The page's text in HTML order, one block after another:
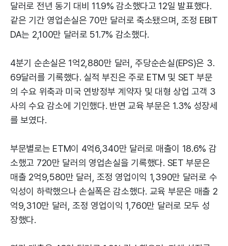
달러로 전년 동기 대비 11.9% 감소했다고 12일 발표했다.
같은 기간 영업손실은 70만 달러로 축소됐으며, 조정 EBIT
DA는 2,100만 달러로 51.7% 감소했다.
4분기 순손실은 1억2,880만 달러, 주당순손실(EPS)은 3.
69달러를 기록했다. 실적 부진은 주로 ETM 및 SET 부문
의 수요 위축과 미국 연방정부 계약자 및 대형 상업 고객 3
사의 수요 감소에 기인했다. 반면 교육 부문은 1.3% 성장세
를 보였다.
부문별로는 ETM이 4억6,340만 달러로 매출이 18.6% 감
소했고 720만 달러의 영업손실을 기록했다. SET 부문은
매출 2억9,580만 달러, 조정 영업이익 1,390만 달러로 수
익성이 하락했으나 손실폭은 감소했다. 교육 부문은 매출 2
억9,310만 달러, 조정 영업이익 1,760만 달러로 모두 성
장했다.